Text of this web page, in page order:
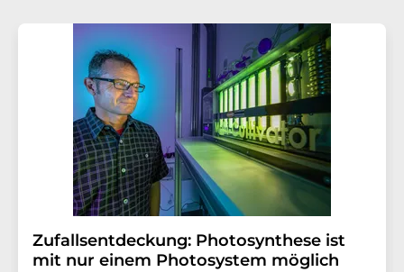
Zufallsentdeckung: Photosynthese ist
mit nur einem Photosystem möglich